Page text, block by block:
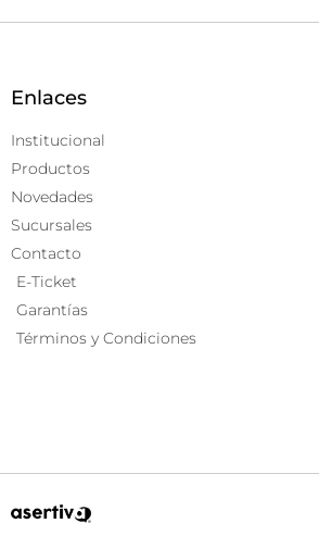
Enlaces
Institucional
Productos
Novedades
Sucursales
Contacto
E-Ticket
Garantías
Términos y Condiciones